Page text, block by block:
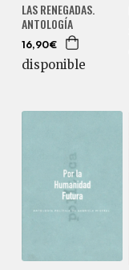
LAS RENEGADAS.
ANTOLOGÍA
16,90€
disponible